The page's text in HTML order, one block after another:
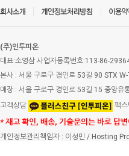
(주)인투피온
대표:소영삼 사업자등록번호:113-86-
본사 : 서울 구로구 경인로 53길 90 STX
매장 : 서울 구로구 경인로 53길 15 중앙유
고객상담
팩
* 재고 확인, 배송, 기술문의는 바로 답
개인정보관리책임자 : 이성민 / Hosting